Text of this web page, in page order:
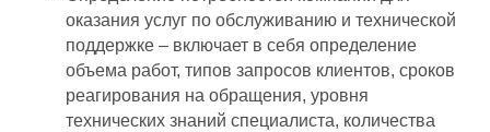
оказания услуг по обслуживанию и технической
поддержке – включает в себя определение
объема работ, типов запросов клиентов, сроков
реагирования на обращения, уровня
технических знаний специалиста, количества